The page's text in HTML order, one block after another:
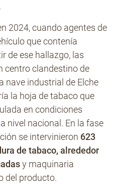
2024, cuando agentes de
que contenía
de ese hallazgo, las
centro clandestino de
nave industrial de Elche
la hoja de tabaco que
en condiciones
nivel nacional. En la fase
se intervinieron 623
de tabaco, alrededor
y maquinaria
del producto.